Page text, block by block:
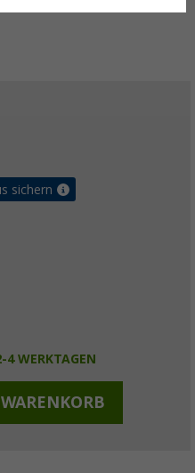
sichern
4 WERKTAGEN